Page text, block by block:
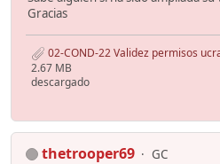
Gracias
02-COND-22 Validez permisos
2.67 MB
descargado
thetrooper69
GC